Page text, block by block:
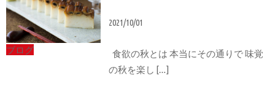
ブログ
2021/10/01
食欲の秋とは 本当にその通りで 味覚
の秋を楽し […]